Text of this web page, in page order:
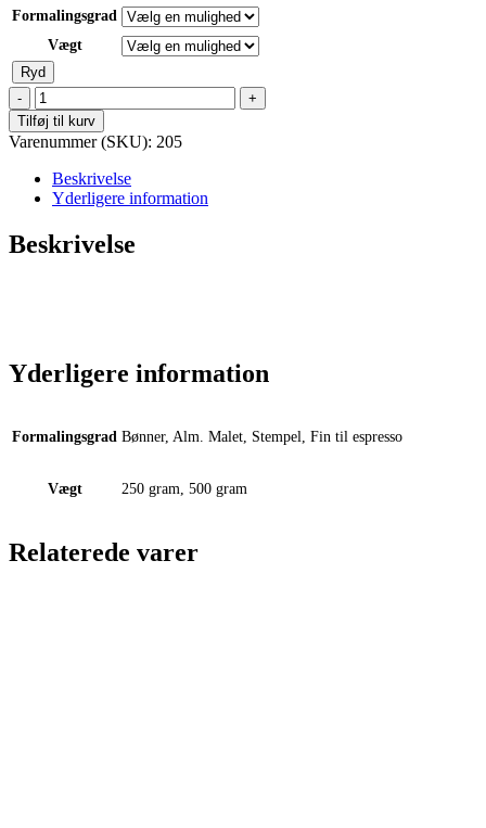
Formalingsgrad
Vægt
Ryd
Kama
Kaffe
´s
egen
friskristet
blend,
Santos
Colombia
-
Tilføj til kurv
Varenummer (SKU): 205
Beskrivelse
Yderligere information
Beskrivelse
Yderligere information
Formalingsgrad Bønner, Alm. Malet, Stempel, Fin til espresso
Vægt 250 gram, 500 gram
Relaterede varer